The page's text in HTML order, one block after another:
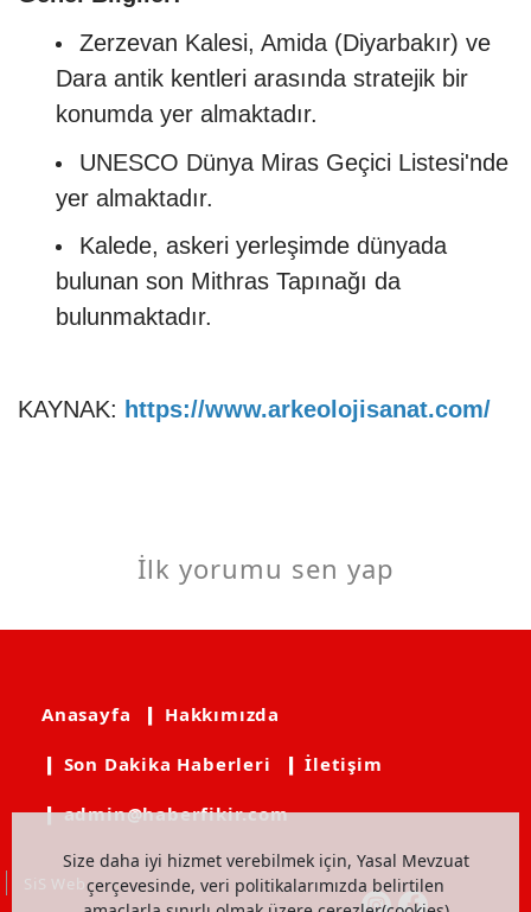
Zerzevan Kalesi, Amida (Diyarbakır) ve
Dara antik kentleri arasında stratejik bir
konumda yer almaktadır.
UNESCO Dünya Miras Geçici Listesi'nde
yer almaktadır.
Kalede, askeri yerleşimde dünyada
bulunan son Mithras Tapınağı da
bulunmaktadır.
KAYNAK: https://www.arkeolojisanat.com/
İlk yorumu sen yap
Size daha iyi hizmet verebilmek için, Yasal Mevzuat
çerçevesinde, veri politikalarımızda belirtilen
Anasayfa ❙ Hakkımızda
❙ Son Dakika Haberleri ❙ İletişim
❙ admin@haberfikir.com
SiS Web